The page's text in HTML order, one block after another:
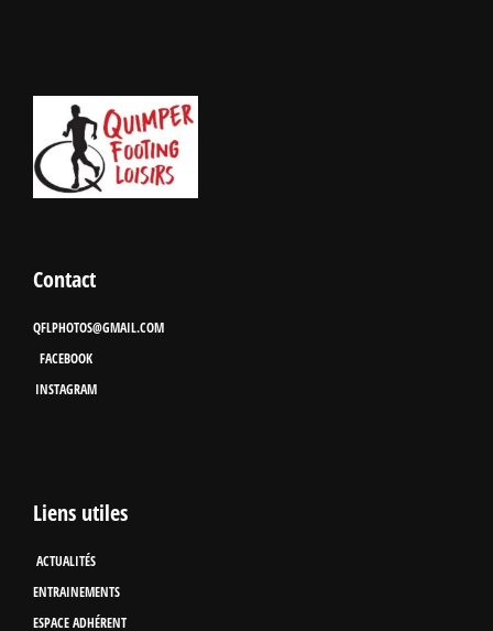
Contact
QFLPHOTOS@GMAIL.COM
FACEBOOK
INSTAGRAM
Liens utiles
ACTUALITÉS
ENTRAINEMENTS
ESPACE ADHÉRENT